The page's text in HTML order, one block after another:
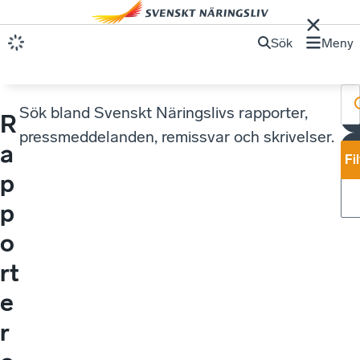
Sök Meny
R
a
p
p
o
rt
e
r
Sök bland Svenskt Näringslivs rapporter,
pressmeddelanden, remissvar och skrivelser.